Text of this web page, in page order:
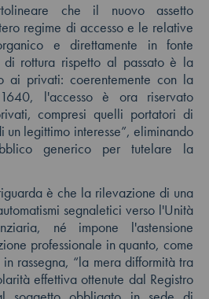
che il nuovo assetto
regime di accesso e le relative
e direttamente in fonte
rottura rispetto al passato è la
ai privati: coerentemente con la
l'accesso è ora riservato
compresi quelli portatori di
un legittimo interesse”, eliminando
generico per tutelare la
è che la rilevazione di una
segnaletici verso l'Unità
né impone l'astensione
professionale in quanto, come
rassegna, “la mera difformità tra
effettiva ottenute dal Registro